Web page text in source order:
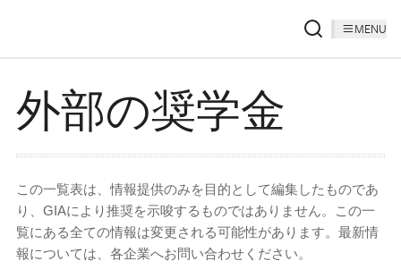
MENU
外部の奨学金
この一覧表は、情報提供のみを目的として編集したものであ
り、GIAにより推奨を示唆するものではありません。この一
覧にある全ての情報は変更される可能性があります。最新情
報については、各企業へお問い合わせください。